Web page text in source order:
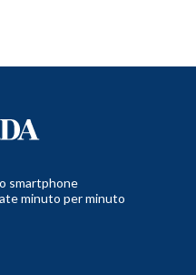
smartphone
minuto per minuto